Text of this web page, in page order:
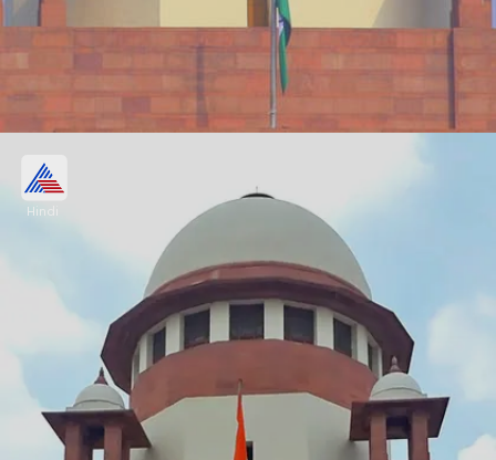
संविधान के सभी प्रावधान जम्मू-कश्मीर में लागू हो
सकते हैं
SC की 5 जजों की संविधान पीठ ने कहा -370 अस्थायी था।
संविधान के अनुच्छेद 1 और 370 से साफ है कि जम्मू-कश्मीर
भारत का अभिन्न अंग है। संविधान के सभी प्रावधान वहां लागू हो
सकते हैं।
Image credits: Getty
Hindi